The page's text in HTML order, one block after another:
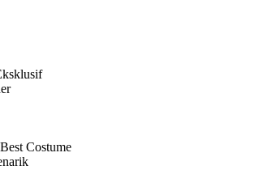
Costume